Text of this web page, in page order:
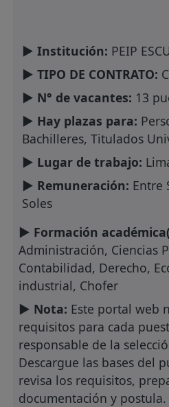
► Institución: PEIP
► TIPO DE CONTRATO:
► N° de vacantes: 13
► Hay plazas para:
Bachilleres, Titulados
► Lugar de trabajo:
► Remuneración: Entre
Soles
► Formación
Administración, Ciencias
Contabilidad, Derecho,
industrial, Chofer
► Nota: Este portal web
requisitos para cada
responsable de la
Descargue las bases del
revisa los requisitos,
documentación y postula.